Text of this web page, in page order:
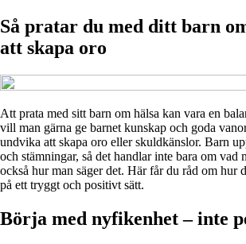
Så pratar du med ditt barn
att skapa oro
Att prata med sitt barn om hälsa kan vara en
vill man gärna ge barnet kunskap och goda
undvika att skapa oro eller skuldkänslor. Barn
och stämningar, så det handlar inte bara om vad
också hur man säger det. Här får du råd om hur
på ett tryggt och positivt sätt.
Börja med nyfikenhet – inte